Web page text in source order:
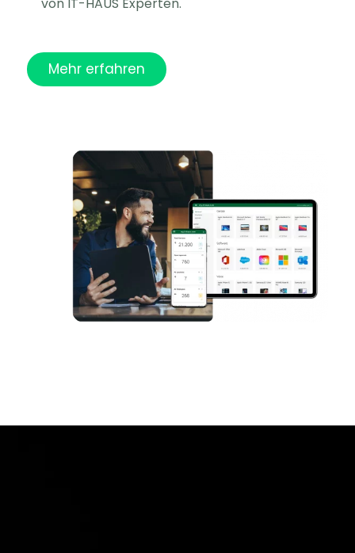
von IT-HAUS Experten.
Mehr erfahren